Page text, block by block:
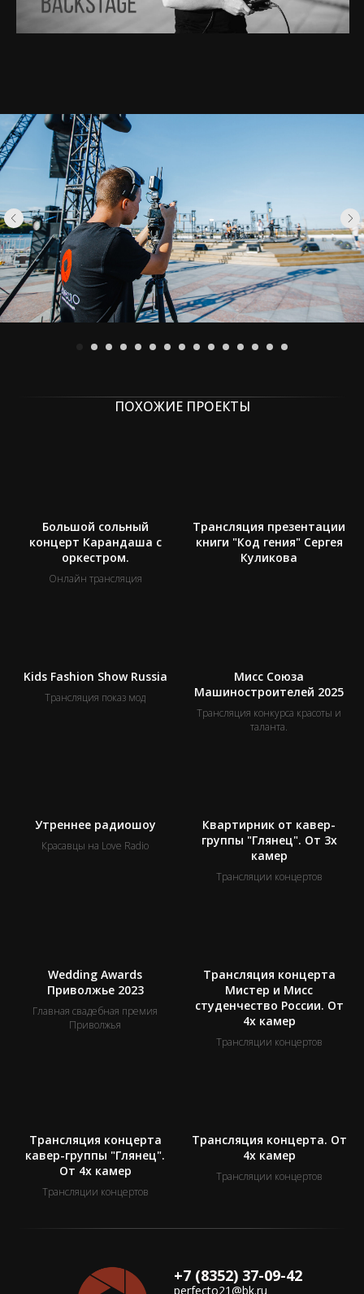
ПОХОЖИЕ ПРОЕКТЫ
Большой сольный
концерт Карандаша с
оркестром.
Онлайн трансляция
Трансляция презентации
книги "Код гения" Сергея
Куликова
Kids Fashion Show Russia
Трансляция показ мод
Мисс Союза
Машиностроителей 2025
Трансляция конкурса красоты и
таланта.
Утреннее радиошоу
Красавцы на Love Radio
Квартирник от кавер-
группы "Глянец". От 3х
камер
Трансляции концертов
Wedding Awards
Приволжье 2023
Главная свадебная премия
Приволжья
Трансляция концерта
Мистер и Мисс
студенчество России. От
4х камер
Трансляции концертов
Трансляция концерта
кавер-группы "Глянец".
От 4х камер
Трансляции концертов
Трансляция концерта. От
4х камер
Трансляции концертов
+7 (8352) 37-09-42
perfecto21@bk.ru